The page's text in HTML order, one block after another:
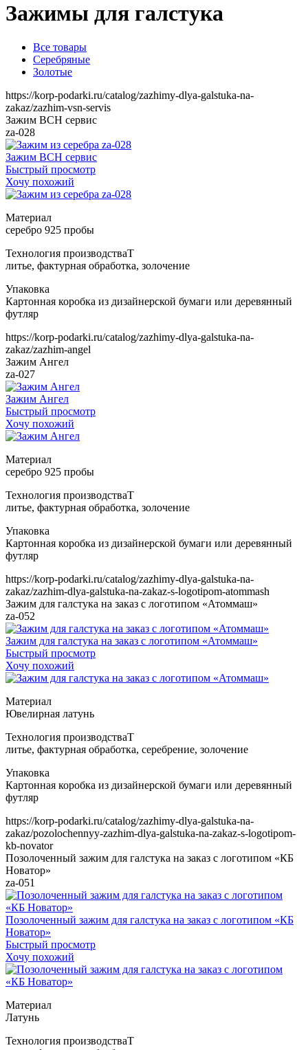
Зажимы для галстука
Все товары
Серебряные
Золотые
https://korp-podarki.ru/catalog/zazhimy-dlya-galstuka-na-
zakaz/zazhim-vsn-servis
Зажим ВСН сервис
za-028
Зажим ВСН сервис
Быстрый просмотр
Хочу похожий
Т
https://korp-podarki.ru/catalog/zazhimy-dlya-galstuka-na-
zakaz/zazhim-angel
Зажим Ангел
za-027
Зажим Ангел
Быстрый просмотр
Хочу похожий
Т
https://korp-podarki.ru/catalog/zazhimy-dlya-galstuka-na-
zakaz/zazhim-dlya-galstuka-na-zakaz-s-logotipom-atommash
Зажим для галстука на заказ с логотипом «Атоммаш»
za-052
Зажим для галстука на заказ с логотипом «Атоммаш»
Быстрый просмотр
Хочу похожий
Т
https://korp-podarki.ru/catalog/zazhimy-dlya-galstuka-na-
zakaz/pozolochennyy-zazhim-dlya-galstuka-na-zakaz-s-logotipom-
kb-novator
Позолоченный зажим для галстука на заказ с логотипом «КБ
Новатор»
za-051
Позолоченный зажим для галстука на заказ с логотипом «КБ
Новатор»
Быстрый просмотр
Хочу похожий
Т